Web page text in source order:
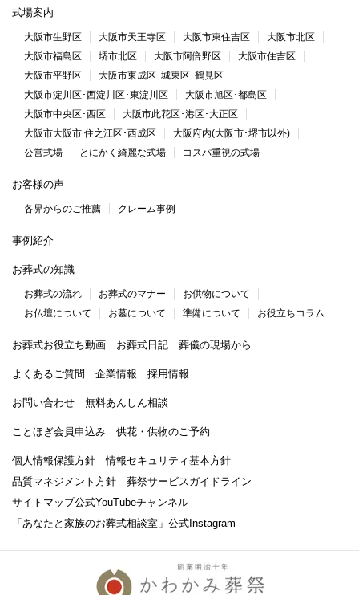
式場案内
大阪市生野区 大阪市天王寺区 大阪市東住吉区
大阪市北区
大阪市福島区
堺市北区 大阪市阿倍野区
大阪市住吉区
大阪市平野区
大阪市東成区･城東区･鶴見区
大阪市淀川区･西淀川区･東淀川区
大阪市旭区･都島区
大阪市中央区･西区
大阪市此花区･港区･大正区
大阪市大阪市 住之江区･西成区
大阪府内(大阪市･堺市以外)
公営式場
とにかく綺麗な式場 コスパ重視の式場
お客様の声
各界からのご推薦 クレーム事例
事例紹介
お葬式の知識
お葬式の流れ お葬式のマナー
お供物について
お仏壇について
お墓について 準備について お役立ちコラム
お葬式お役立ち動画 お葬式日記 葬儀の現場から
よくあるご質問 企業情報 採用情報
お問い合わせ 無料あんしん相談
ことほぎ会員申込み 供花・供物のご予約
個人情報保護方針
情報セキュリティ基本方針
品質マネジメント方針
葬祭サービスガイドライン
サイトマップ公式YouTubeチャンネル
「あなたと家族のお葬式相談室」 公式Instagram